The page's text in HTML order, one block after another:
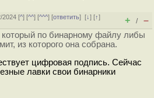
2024 [^] [^^] [^^^] [ответить][↓] [↑]
+ / –
по бинарному файлу либы
из которого она собрана.
цифровая подпись. Сейчас
лавки свои бинарники